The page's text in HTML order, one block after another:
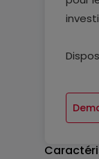
RDC:
- 2